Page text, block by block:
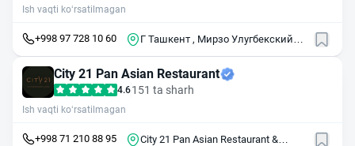
Ish vaqti ko‘rsatilmagan
+998 97 728 10 60
Г Ташкент , Мирзо Улугбекский
City 21 Pan Asian Restaurant
4.6151 ta sharh
Ish vaqti ko‘rsatilmagan
+998 71 210 88 95
City 21 Pan Asian Restaurant &